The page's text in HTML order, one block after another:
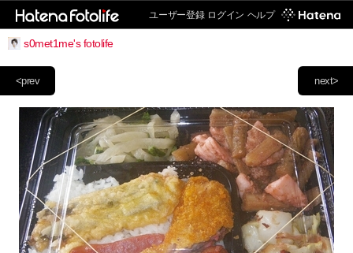
ユーザー登録 ログイン ヘルプ
s0met1me's fotolife
next>
<prev